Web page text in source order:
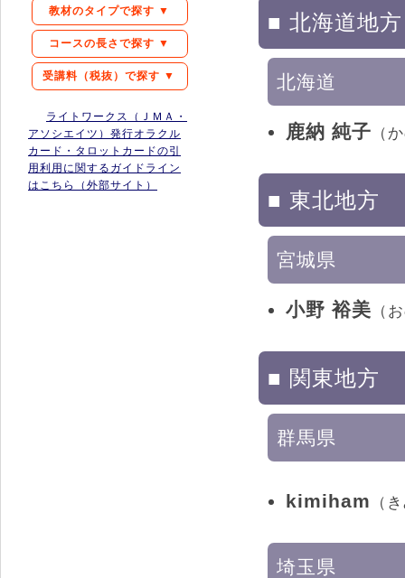
教材のタイプで探す ▼
コースの長さで探す ▼
受講料（税抜）で探す ▼
ライトワークス（ＪＭＡ・
アソシエイツ）発行オラクル
カード・タロットカードの引
用利用に関するガイドライン
はこちら（外部サイト）
■ 北海道地方
北海道
鹿納 純子 （
■ 東北地方
宮城県
小野 裕美 （
■ 関東地方
群馬県
kimiham （
埼玉県